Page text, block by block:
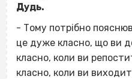
Дудь.
- Тому потрібно
це дуже класно, що ви
класно, коли ви
класно, коли ви